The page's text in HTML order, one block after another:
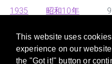
This website uses
experience on our
the "Got it!" button or
1935 昭和10年
1936 昭和11年
1937 昭和12年